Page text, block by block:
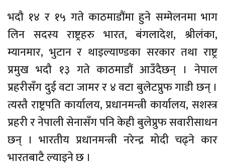
भदौ १४ र १५ गते काठमाडौंमा हुने सम्मेलनमा भाग
लिन सदस्य राष्ट्रहरु भारत, बंगलादेश, श्रीलंका,
म्यानमार, भुटान र थाइल्याण्डका सरकार तथा राष्ट्र
प्रमुख भदौ १३ गते काठमाडौं आउँदैछन् । नेपाल
प्रहरीसँग दुई वटा जामर र ४ वटा बुलेटप्रुफ गाडी छन् ।
त्यस्तै राष्ट्रपति कार्यालय, प्रधानमन्त्री कार्यालय, सशस्त्र
प्रहरी र नेपाली सेनासँग पनि केही बुलेप्रुफ सवारीसाधन
छन् । भारतीय प्रधानमन्त्री नरेन्द्र मोदी चढ्ने कार
भारतबाटै ल्याइने छ ।